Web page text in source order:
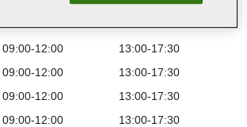
09:00-12:00
13:00-17:30
09:00-12:00
13:00-17:30
09:00-12:00
13:00-17:30
09:00-12:00
13:00-17:30
09:00-12:00
13:00-17:30